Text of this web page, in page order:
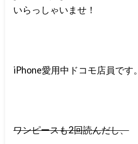
いらっしゃいませ！
iPhone愛用中ドコモ店員です。
ワンピースも2回読んだし、